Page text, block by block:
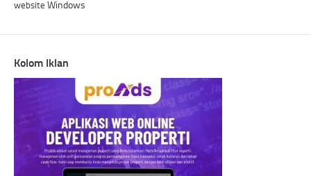
website Windows
Kolom Iklan